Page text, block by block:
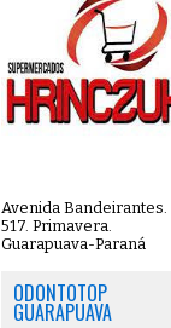
Avenida Bandeirantes.
517. Primavera.
Guarapuava-Paraná
ODONTOTOP
GUARAPUAVA